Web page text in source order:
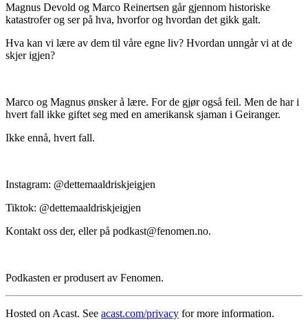
Magnus Devold og Marco Reinertsen går gjennom historiske
katastrofer og ser på hva, hvorfor og hvordan det gikk galt.
Hva kan vi lære av dem til våre egne liv? Hvordan unngår vi at de
skjer igjen?
Marco og Magnus ønsker å lære. For de gjør også feil. Men de har i
hvert fall ikke giftet seg med en amerikansk sjaman i Geiranger.
Ikke ennå, hvert fall.
Instagram: @dettemaaldriskjeigjen
Tiktok: @dettemaaldriskjeigjen
Kontakt oss der, eller på podkast@fenomen.no.
Podkasten er produsert av Fenomen.
Hosted on Acast. See acast.com/privacy for more information.